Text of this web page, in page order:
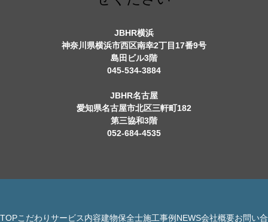
JBHR横浜
神奈川県横浜市西区南幸2丁目17番9号
島田ビル3階
045-534-3884
JBHR名古屋
愛知県名古屋市北区三軒町182
第三協和3階
052-684-4535
TOPこだわりサービス内容建物保全士施工事例 NEWS会社概要お問い合